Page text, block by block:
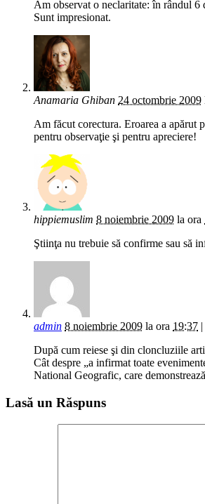
Am observat o neclaritate: în rândul 6
Sunt impresionat.
Anamaria Ghiban 24 octombrie 2009
Am făcut corectura. Eroarea a apărut
pentru observaţie şi pentru apreciere!
hippiemuslim 8 noiembrie 2009 la ora
Ştiinţa nu trebuie să confirme sau să
admin 8 noiembrie 2009 la ora 19:37
După cum reiese şi din cloncluziile
Cât despre „a infirmat toate
National Geografic, care
Lasă un Răspuns